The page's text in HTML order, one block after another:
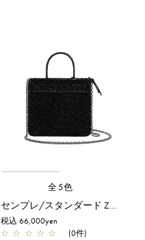
全5色
センプレ/スタンダード Z/エナメルブラック
税込 66,000yen
☆ ☆ ☆ ☆ ☆ (0件)